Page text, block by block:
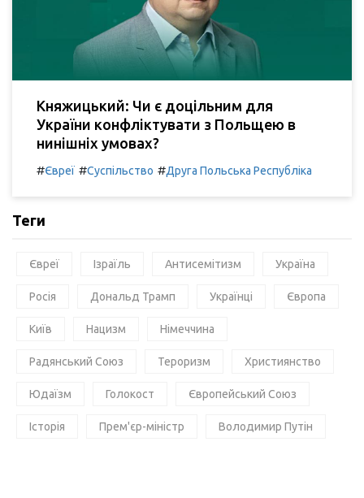
Княжицький: Чи є доцільним для
України конфліктувати з Польщею в
нинішніх умовах?
#Євреї #Суспільство #Друга Польська Республіка
Теги
Євреї Ізраїль Антисемітизм Україна
Росія Дональд Трамп Українці Європа
Київ Нацизм Німеччина
Радянський Союз Тероризм Християнство
Юдаїзм Голокост Європейський Союз
Історія Прем'єр-міністр Володимир Путін